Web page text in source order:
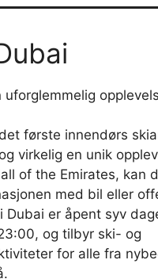
uforglemmelig
første innendørs
virkelig en unik
of the Emirates, kan
med bil eller
Dubai er åpent syv
og tilbyr ski- og
for alle fra